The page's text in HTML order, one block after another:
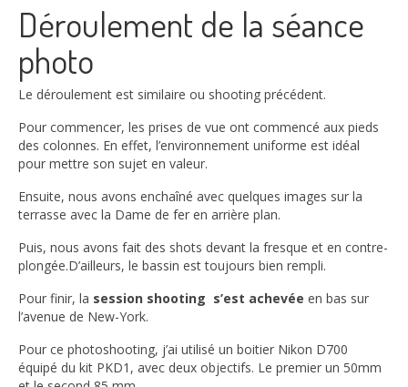
Déroulement de la séance
photo
Le déroulement est similaire ou shooting précédent.
Pour commencer, les prises de vue ont commencé aux pieds
des colonnes. En effet, l’environnement uniforme est idéal
pour mettre son sujet en valeur.
Ensuite, nous avons enchaîné avec quelques images sur la
terrasse avec la Dame de fer en arrière plan.
Puis, nous avons fait des shots devant la fresque et en contre-
plongée.D’ailleurs, le bassin est toujours bien rempli.
Pour finir, la session shooting s’est achevée en bas sur
l’avenue de New-York.
Pour ce photoshooting, j’ai utilisé un boitier Nikon D700
équipé du kit PKD1, avec deux objectifs. Le premier un 50mm